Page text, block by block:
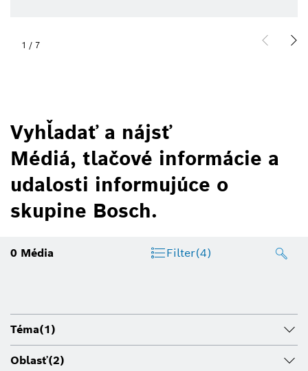
1 / 7
Vyhľadať a nájsť
Médiá, tlačové informácie a
udalosti informujúce o
skupine Bosch.
0 Média Filter(4)
Téma(1)
Oblasť(2)